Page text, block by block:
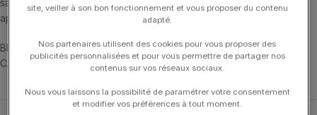
sans griffe, ni serti, au contact de la peau. La taille en « coussin »
apporte douceur et élégance
BRACELET CORDON NOIR ET HÉMATITE MULTI-FACETTÉE (10,3
CARATS) ARGENT 925
site, veiller à son bon fonctionnement et vous proposer du contenu
adapté.
Nos partenaires utilisent des cookies pour vous proposer des
publicités personnalisées et pour vous permettre de partager nos
contenus sur vos réseaux sociaux.
Nous vous laissons la possibilité de paramétrer votre consentement
et modifier vos préférences à tout moment.